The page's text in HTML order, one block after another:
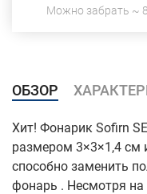
Можно забрать ~
ОБЗОР
Хит! Фонарик Sofirn
размером 3×3×1,4 см
способно заменить
фонарь . Несмотря